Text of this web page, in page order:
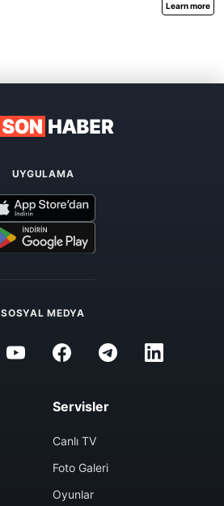
UYGULAMA
SOSYAL MEDYA
Servisler
Canlı TV
Foto Galeri
Oyunlar